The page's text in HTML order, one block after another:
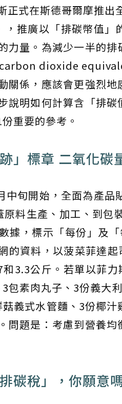
正式在斯德哥爾摩推
推廣以「排碳幣值」
力量。為減少一半的
dioxide
關係，應該會更強烈
說明如何計算含「排
重要的參考。
」標章 二氧化碳
中旬開始，全面為產
料生產、加工、到包
據，標示「每份」及
的資料，以菠菜菲達
3.3公斤。若單以菲
包素肉丸子、3份義大
義式水管麵、3份椰
問題是：考慮到營養
碳稅」，你願意